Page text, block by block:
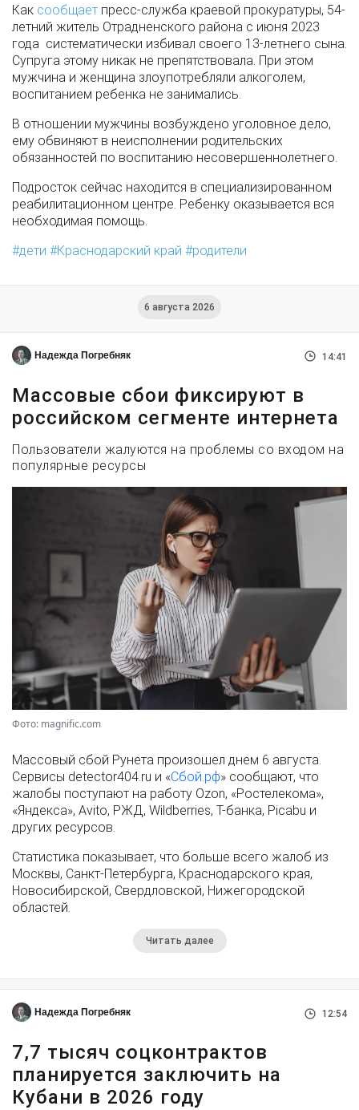
Как сообщает пресс-служба краевой прокуратуры, 54-
летний житель Отрадненского района с июня 2023
года систематически избивал своего 13-летнего сына.
Супруга этому никак не препятствовала. При этом
мужчина и женщина злоупотребляли алкоголем,
воспитанием ребенка не занимались.
В отношении мужчины возбуждено уголовное дело,
ему обвиняют в неисполнении родительских
обязанностей по воспитанию несовершеннолетнего.
Подросток сейчас находится в специализированном
реабилитационном центре. Ребенку оказывается вся
необходимая помощь.
дети
Краснодарский край родители
6 августа 2026
Надежда Погребняк 14:41
Массовые сбои фиксируют в
российском сегменте интернета
Пользователи жалуются на проблемы со входом на
популярные ресурсы
Фото: magnific.com
Массовый сбой Рунета произошел днем 6 августа.
Сервисы detector404.ru и «Сбой.рф» сообщают, что
жалобы поступают на работу Ozon, «Ростелекома»,
«Яндекса», Avito, РЖД, Wildberries, Т-банка, Picabu и
других ресурсов.
Статистика показывает, что больше всего жалоб из
Москвы, Санкт-Петербурга, Краснодарского края,
Новосибирской, Свердловской, Нижегородской
областей.
Читать далее
Надежда Погребняк 12:54
7,7 тысяч соцконтрактов
планируется заключить на
Кубани в 2026 году